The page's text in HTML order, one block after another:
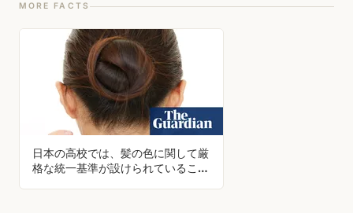
MORE FACTS
日本の高校では、髪の色に関して厳
格な統一基準が設けられていること